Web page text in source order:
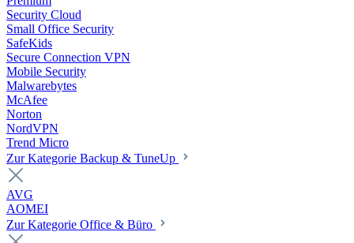
Security Cloud
Small Office Security
SafeKids
Secure Connection VPN
Mobile Security
Malwarebytes
McAfee
Norton
NordVPN
Trend Micro
Zur Kategorie Backup & TuneUp
AVG
AOMEI
Zur Kategorie Office & Büro